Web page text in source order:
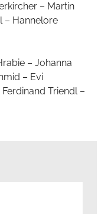
– Martin
– Hannelore
– Johanna
– Evi
Triendl –